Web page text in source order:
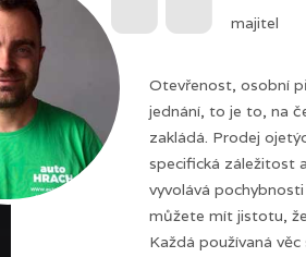
majitel
Otevřenost, osobní
jednání, to je to, na
zakládá. Prodej
specifická záležitost
vyvolává
můžete mít jistotu,
Každá používaná